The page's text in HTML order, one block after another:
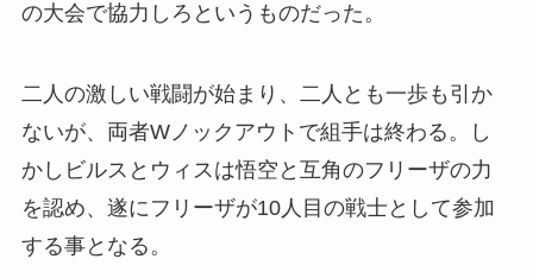
の大会で協力しろというものだった。
二人の激しい戦闘が始まり、二人とも一歩も引か
ないが、両者Wノックアウトで組手は終わる。し
かしビルスとウィスは悟空と互角のフリーザの力
を認め、遂にフリーザが10人目の戦士として参加
する事となる。